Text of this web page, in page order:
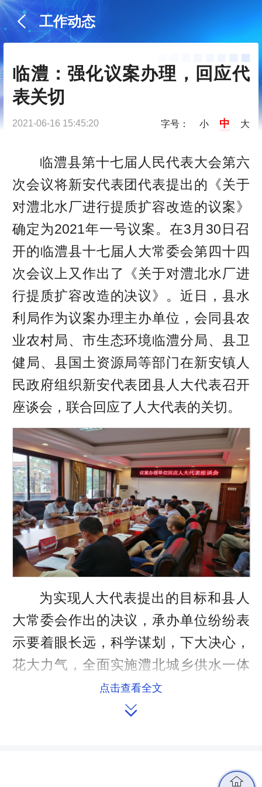
工作动态
临澧：强化议案办理，回应代
表关切
2021-06-16 15:45:20 字号： 小 中 大
临澧县第十七届人民代表大会第六
次会议将新安代表团代表提出的《关于
对澧北水厂进行提质扩容改造的议案》
确定为2021年一号议案。在3月30日召
开的临澧县十七届人大常委会第四十四
次会议上又作出了《关于对澧北水厂进
行提质扩容改造的决议》。近日，县水
利局作为议案办理主办单位，会同县农
业农村局、市生态环境临澧分局、县卫
健局、县国土资源局等部门在新安镇人
民政府组织新安代表团县人大代表召开
座谈会，联合回应了人大代表的关切。
为实现人大代表提出的目标和县人
大常委会作出的决议，承办单位纷纷表
示要着眼长远，科学谋划，下大决心，
花大力气，全面实施澧北城乡供水一体
一是工程大改造。将澧北水厂由日
点击查看全文
